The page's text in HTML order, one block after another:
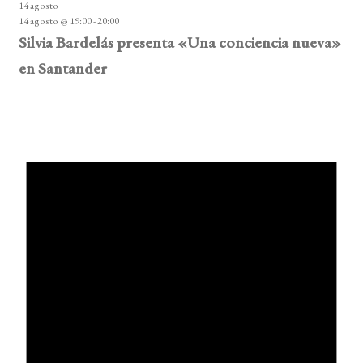
14 agosto
14 agosto @ 19:00-20:00
Silvia Bardelás presenta «Una conciencia nueva»
en Santander